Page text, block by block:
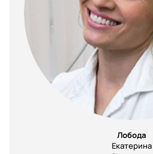
Лобода
Екатерина